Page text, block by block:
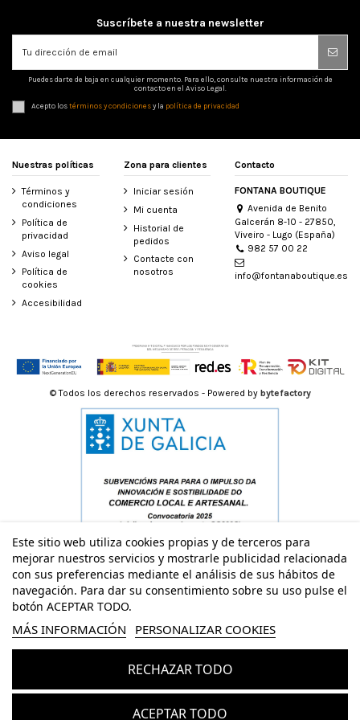
Suscríbete a nuestra newsletter
Puedes darte de baja en cualquier momento. Para ello, consulte nuestra información de
contacto en el Aviso Legal.
Acepto lostérminos y condicionesy la política de privacidad
Nuestras políticas
Términos y
condiciones
Política de
privacidad
Aviso legal
Política de
cookies
Accesibilidad
Zona para clientes
Iniciar sesión
Mi cuenta
Historial de
pedidos
Contacte con
nosotros
Contacto
FONTANA BOUTIQUE
Avenida de Benito
Galcerán 8-10 - 27850,
Viveiro - Lugo (España)
982 57 00 22
info@fontanaboutique.es
Este sitio web utiliza cookies propias y de terceros para
mejorar nuestros servicios y mostrarle publicidad relacionada
con sus preferencias mediante el análisis de sus hábitos de
navegación. Para dar su consentimiento sobre su uso pulse el
botón ACEPTAR TODO.
MÁS INFORMACIÓN PERSONALIZAR COOKIES
RECHAZAR TODO
ACEPTAR TODO
© Todos los derechos reservados - Powered by bytefactory